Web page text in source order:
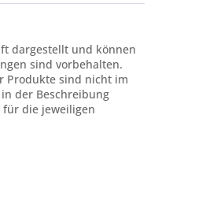
dargestellt und können
sind vorbehalten.
Produkte sind nicht im
der Beschreibung
für die jeweiligen